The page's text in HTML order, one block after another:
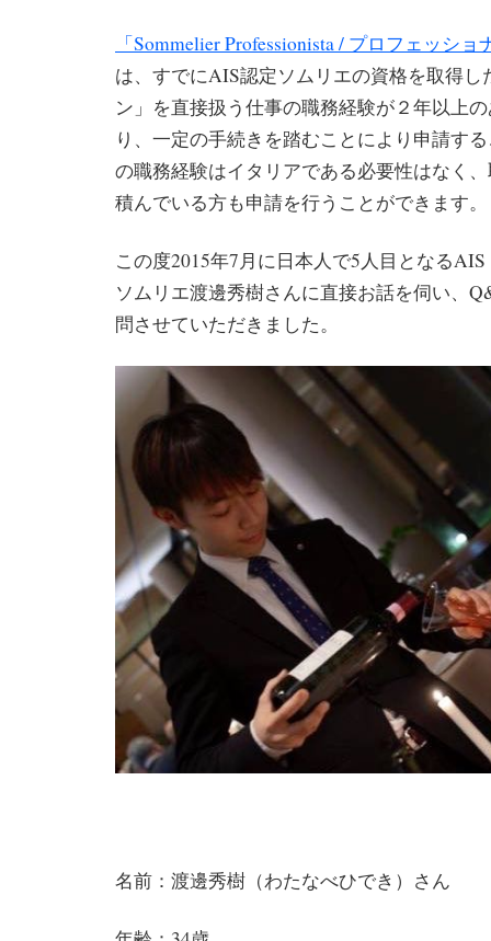
「Sommelier Professionista / プロフェッシ
は、すでにAIS認定ソムリエの資格を取得し
ン」を直接扱う仕事の職務経験が２年以上
り、一定の手続きを踏むことにより申請す
の職務経験はイタリアである必要性はなく
積んでいる方も申請を行うことができます。
この度2015年7月に日本人で5人目となる
ソムリエ渡邊秀樹さんに直接お話を伺い、
問させていただきました。
名前：渡邊秀樹（わたなべひでき）さん